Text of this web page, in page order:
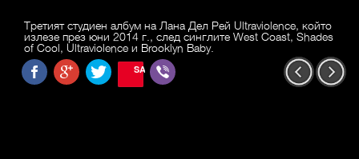
Третият студиен албум на Лана Дел Рей Ultraviolence, който
излезе през юни 2014 г., след синглите West Coast, Shades
of Cool, Ultraviolence и Brooklyn Baby.
SAVE